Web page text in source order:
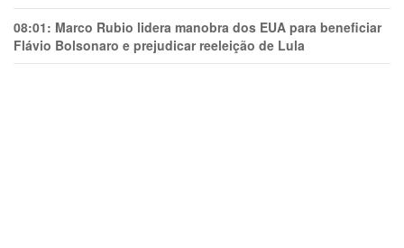
08:01: Marco Rubio lidera manobra dos EUA para beneficiar
Flávio Bolsonaro e prejudicar reeleição de Lula